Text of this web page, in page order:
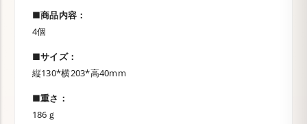
■商品内容：
4個
■サイズ：
縦130*横203*高40mm
■重さ：
186ｇ